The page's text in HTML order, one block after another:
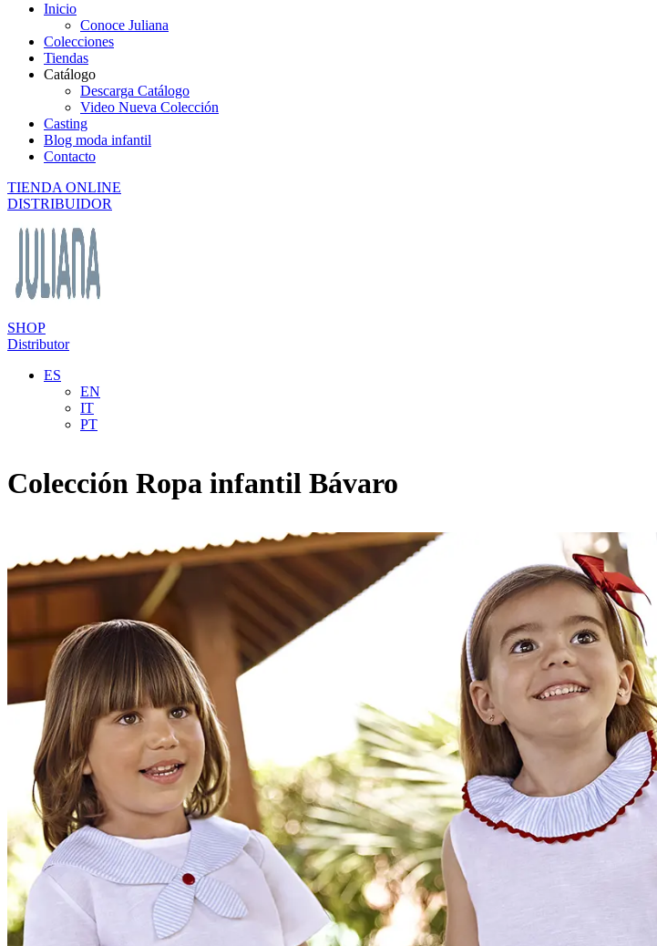
Inicio
Conoce Juliana
Colecciones
Tiendas
Catálogo
Descarga Catálogo
Video Nueva Colección
Casting
Blog moda infantil
Contacto
TIENDA ONLINE
DISTRIBUIDOR
SHOP
Distributor
ES
EN
IT
PT
Colección Ropa infantil Bávaro